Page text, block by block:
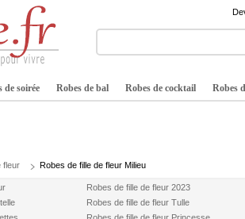
de soirée Robes de bal Robes de cocktail Robes
fleur Robes de fille de fleur Milieu
Robes de fille de fleur 2023
Robes de fille de fleur Tulle